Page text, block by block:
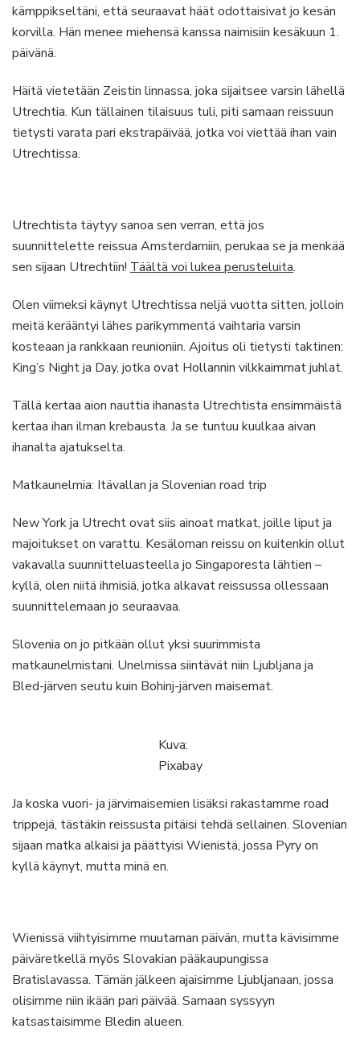
kämppikseltäni, että seuraavat häät odottaisivat jo kesän
korvilla. Hän menee miehensä kanssa naimisiin kesäkuun 1.
päivänä.
Häitä vietetään Zeistin linnassa, joka sijaitsee varsin lähellä
Utrechtia. Kun tällainen tilaisuus tuli, piti samaan reissuun
tietysti varata pari ekstrapäivää, jotka voi viettää ihan vain
Utrechtissa.
Utrechtista täytyy sanoa sen verran, että jos
suunnittelette reissua Amsterdamiin, perukaa se ja menkää
sen sijaan Utrechtiin! Täältä voi lukea perusteluita.
Olen viimeksi käynyt Utrechtissa neljä vuotta sitten, jolloin
meitä kerääntyi lähes parikymmentä vaihtaria varsin
kosteaan ja rankkaan reunioniin. Ajoitus oli tietysti taktinen:
King’s Night ja Day, jotka ovat Hollannin vilkkaimmat juhlat.
Tällä kertaa aion nauttia ihanasta Utrechtista ensimmäistä
kertaa ihan ilman krebausta. Ja se tuntuu kuulkaa aivan
ihanalta ajatukselta.
Matkaunelmia: Itävallan ja Slovenian road trip
New York ja Utrecht ovat siis ainoat matkat, joille liput ja
majoitukset on varattu. Kesäloman reissu on kuitenkin ollut
vakavalla suunnitteluasteella jo Singaporesta lähtien –
kyllä, olen niitä ihmisiä, jotka alkavat reissussa ollessaan
suunnittelemaan jo seuraavaa.
Slovenia on jo pitkään ollut yksi suurimmista
matkaunelmistani. Unelmissa siintävät niin Ljubljana ja
Bled-järven seutu kuin Bohinj-järven maisemat.
Kuva:
Pixabay
Ja koska vuori- ja järvimaisemien lisäksi rakastamme road
trippejä, tästäkin reissusta pitäisi tehdä sellainen. Slovenian
sijaan matka alkaisi ja päättyisi Wienistä, jossa Pyry on
kyllä käynyt, mutta minä en.
Wienissä viihtyisimme muutaman päivän, mutta kävisimme
päiväretkellä myös Slovakian pääkaupungissa
Bratislavassa. Tämän jälkeen ajaisimme Ljubljanaan, jossa
olisimme niin ikään pari päivää. Samaan syssyyn
katsastaisimme Bledin alueen.